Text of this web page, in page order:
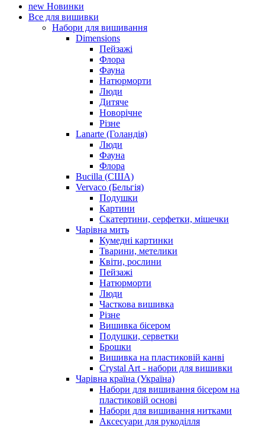
new Новинки
Все для вишивки
Набори для вишивання
Dimensions
Пейзажі
Флора
Фауна
Натюрморти
Люди
Дитяче
Новорічне
Різне
Lanarte (Голандія)
Люди
Фауна
Флора
Bucilla (США)
Vervaco (Бельгія)
Подушки
Картини
Скатертини, серфетки, мішечки
Чарiвна мить
Кумедні картинки
Тварини, метелики
Квіти, рослини
Пейзажі
Натюрморти
Люди
Часткова вишивка
Різне
Вишивка бісером
Подушки, серветки
Брошки
Вишивка на пластиковій канві
Crystal Art - набори для вишивки
Чарівна країна (Україна)
Набори для вишивання бісером на
пластиковій основі
Набори для вишивання нитками
Аксесуари для рукоділля